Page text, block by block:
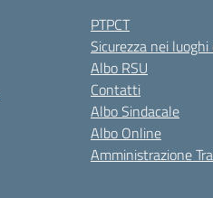
PTPCT
Sicurezza nei
Albo RSU
Contatti
Albo Sindacale
Albo Online
Amministrazione